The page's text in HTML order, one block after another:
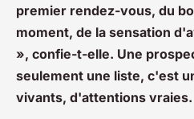
premier rendez-vous, du
moment, de la sensation
», confie-t-elle. Une
seulement une liste, c'est
vivants, d'attentions vraies.